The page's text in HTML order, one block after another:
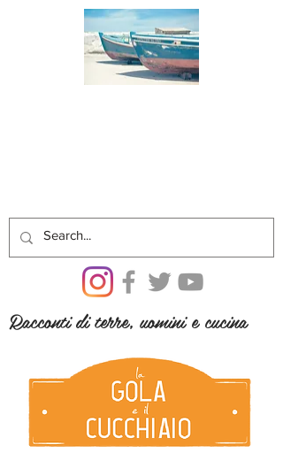
Racconti di terre, uomini e cucina